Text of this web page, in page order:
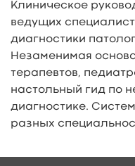
Клиническое
ведущих
диагностики
Незаменимая
терапевтов,
настольный гид по
диагностике.
разных